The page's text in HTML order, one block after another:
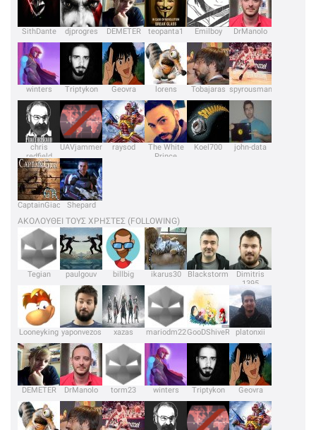
SithDante djprogres DEMETER teopanta1 Emilboy DrManolo
winters Triptykon Geovra lorens Tobajaras spyrousman
chris
redfield
UAVjammer raysod
The White
Prince
Koel700 john-data
CaptainGiacGRShepard
ΑΚΟΛΟΥΘΕΙ ΤΟΥΣ ΧΡΗΣΤΕΣ (FOLLOWING)
Tegian paulgouv billbig ikarus30 Blackstorm
Dimitris
1395
Looneyking yaponvezos xazas mariodm22GooDShiveR platonxii
DEMETER DrManolo torm23 winters Triptykon Geovra